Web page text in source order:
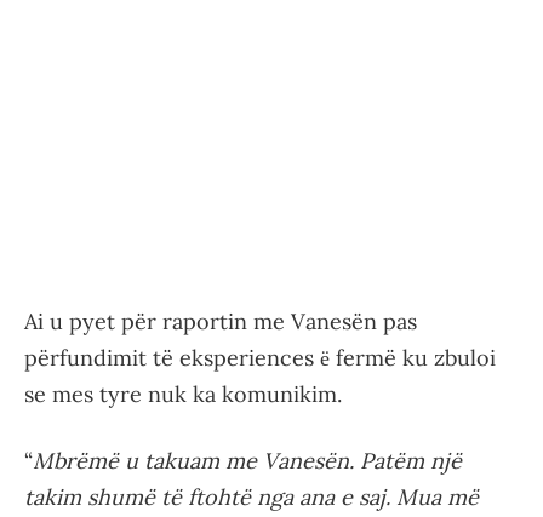
Ai u pyet për raportin me Vanesën pas
përfundimit të eksperiences ё fermë ku zbuloi
se mes tyre nuk ka komunikim.
“Mbrëmë u takuam me Vanesën. Patëm një
takim shumë të ftohtë nga ana e saj. Mua më